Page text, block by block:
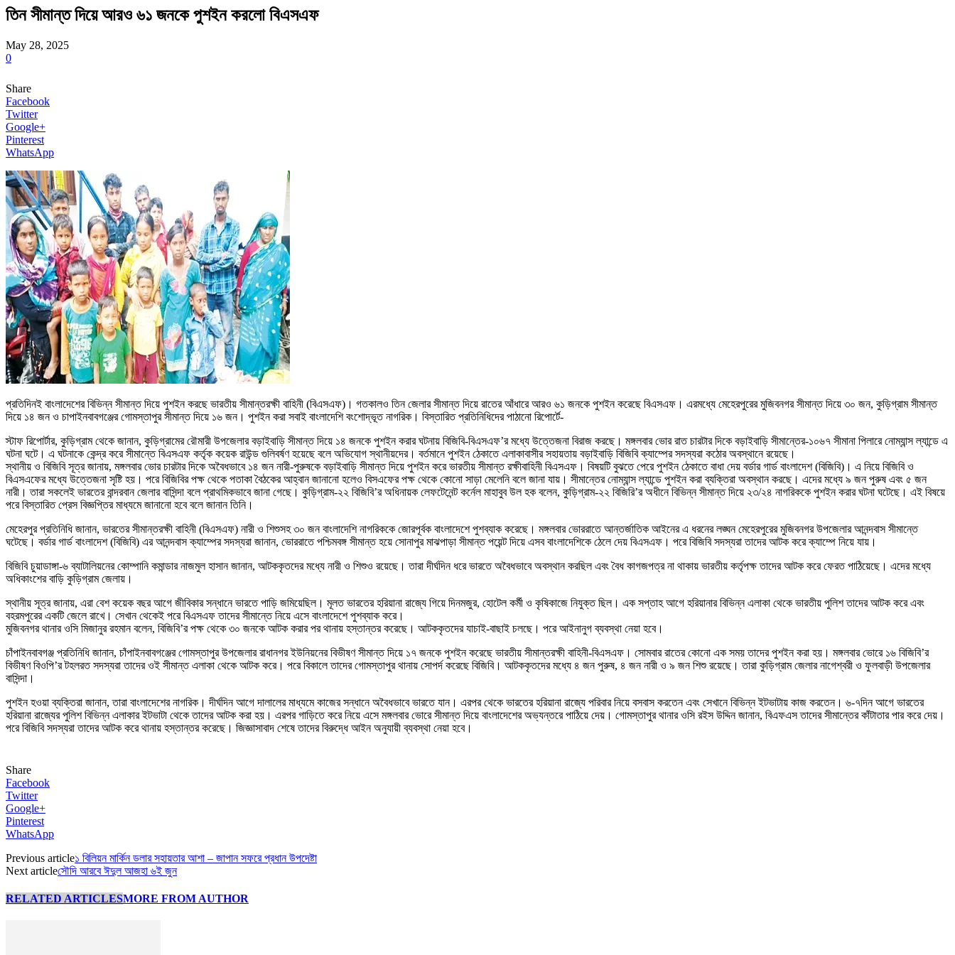
তিন সীমান্ত দিয়ে আরও ৬১ জনকে পুশইন করলো বিএসএফ
May 28, 2025
0
Share
Facebook
Twitter
Google+
Pinterest
WhatsApp
প্রতিদিনই বাংলাদেশের বিভিন্ন সীমান্ত দিয়ে পুশইন করছে ভারতীয় সীমান্তরক্ষী বাহিনী (বিএসএফ)। গতকালও তিন জেলার সীমান্ত দিয়ে রাতের আঁধারে আরও ৬১ জনকে পুশইন করেছে বিএসএফ। এরমধ্যে মেহেরপুরের মুজিবনগর সীমান্ত দিয়ে ৩০ জন, কুড়িগ্রাম সীমান্ত
দিয়ে ১৪ জন ও চাপাইনবাবগঞ্জের গোমস্তাপুর সীমান্ত দিয়ে ১৬ জন। পুশইন করা সবাই বাংলাদেশি বংশোদ্ভূত নাগরিক। বিস্তারিত প্রতিনিধিদের পাঠানো রিপোর্টে-
স্টাফ রিপোর্টার, কুড়িগ্রাম থেকে জানান, কুড়িগ্রামের রৌমারী উপজেলার বড়াইবাড়ি সীমান্ত দিয়ে ১৪ জনকে পুশইন করার ঘটনায় বিজিবি-বিএসএফ’র মধ্যে উত্তেজনা বিরাজ করছে। মঙ্গলবার ভোর রাত চারটার দিকে বড়াইবাড়ি সীমান্তের-১০৬৭ সীমানা পিলারে নোম্যান্স ল্যান্ডে এ
ঘটনা ঘটে। এ ঘটনাকে কেন্দ্র করে সীমান্তে বিএসএফ কর্তৃক কয়েক রাউন্ড গুলিবর্ষণ হয়েছে বলে অভিযোগ স্থানীয়দের। বর্তমানে পুশইন ঠেকাতে এলাকাবাসীর সহায়তায় বড়াইবাড়ি বিজিবি ক্যাম্পের সদস্যরা কঠোর অবস্থানে রয়েছে।
স্থানীয় ও বিজিবি সূত্র জানায়, মঙ্গলবার ভোর চারটার দিকে অবৈধভাবে ১৪ জন নারী-পুরুষকে বড়াইবাড়ি সীমান্ত দিয়ে পুশইন করে ভারতীয় সীমান্ত রক্ষীবাহিনী বিএসএফ। বিষয়টি বুঝতে পেরে পুশইন ঠেকাতে বাধা দেয় বর্ডার গার্ড বাংলাদেশ (বিজিবি)। এ নিয়ে বিজিবি ও
বিএসএফের মধ্যে উত্তেজনা সৃষ্টি হয়। পরে বিজিবির পক্ষ থেকে পতাকা বৈঠকের আহ্বান জানানো হলেও বিসএফের পক্ষ থেকে কোনো সাড়া মেলেনি বলে জানা যায়। সীমান্তের নোম্যান্স ল্যান্ডে পুশইন করা ব্যক্তিরা অবস্থান করছে। এদের মধ্যে ৯ জন পুরুষ এবং ৫ জন
নারী। তারা সকলেই ভারতের বান্দরবান জেলার বাসিন্দা বলে প্রাথমিকভাবে জানা গেছে। কুড়িগ্রাম-২২ বিজিবি’র অধিনায়ক লেফটেনেন্ট কর্নেল মাহাবুব উল হক বলেন, কুড়িগ্রাম-২২ বিজিরি’র অধীনে বিভিন্ন সীমান্ত দিয়ে ২৩/২৪ নাগরিককে পুশইন করার ঘটনা ঘটেছে। এই বিষয়ে
পরে বিস্তারিত প্রেস বিজ্ঞপ্তির মাধ্যমে জানানো হবে বলে জানান তিনি।
মেহেরপুর প্রতিনিধি জানান, ভারতের সীমান্তরক্ষী বাহিনী (বিএসএফ) নারী ও শিশুসহ ৩০ জন বাংলাদেশি নাগরিককে জোরপূর্বক বাংলাদেশে পুশব্যাক করেছে। মঙ্গলবার ভোররাতে আন্তর্জাতিক আইনের এ ধরনের লঙ্ঘন মেহেরপুরের মুজিবনগর উপজেলার আনন্দবাস সীমান্তে
ঘটেছে। বর্ডার গার্ড বাংলাদেশ (বিজিবি) এর আনন্দবাস ক্যাম্পের সদস্যরা জানান, ভোররাতে পশ্চিমবঙ্গ সীমান্ত হয়ে সোনাপুর মাঝপাড়া সীমান্ত পয়েন্ট দিয়ে এসব বাংলাদেশিকে ঠেলে দেয় বিএসএফ। পরে বিজিবি সদস্যরা তাদের আটক করে ক্যাম্পে নিয়ে যায়।
বিজিবি চুয়াডাঙ্গা-৬ ব্যাটালিয়নের কোম্পানি কমান্ডার নাজমুল হাসান জানান, আটককৃতদের মধ্যে নারী ও শিশুও রয়েছে। তারা দীর্ঘদিন ধরে ভারতে অবৈধভাবে অবস্থান করছিল এবং বৈধ কাগজপত্র না থাকায় ভারতীয় কর্তৃপক্ষ তাদের আটক করে ফেরত পাঠিয়েছে। এদের মধ্যে
অধিকাংশের বাড়ি কুড়িগ্রাম জেলায়।
স্থানীয় সূত্র জানায়, এরা বেশ কয়েক বছর আগে জীবিকার সন্ধানে ভারতে পাড়ি জমিয়েছিল। মূলত ভারতের হরিয়ানা রাজ্যে গিয়ে দিনমজুর, হোটেল কর্মী ও কৃষিকাজে নিযুক্ত ছিল। এক সপ্তাহ আগে হরিয়ানার বিভিন্ন এলাকা থেকে ভারতীয় পুলিশ তাদের আটক করে এবং
বহরমপুরের একটি জেলে রাখে। সেখান থেকেই পরে বিএসএফ তাদের সীমান্তে নিয়ে এসে বাংলাদেশে পুশব্যাক করে।
মুজিবনগর থানার ওসি মিজানুর রহমান বলেন, বিজিবি’র পক্ষ থেকে ৩০ জনকে আটক করার পর থানায় হস্তান্তর করেছে। আটককৃতদের যাচাই-বাছাই চলছে। পরে আইনানুগ ব্যবস্থা নেয়া হবে।
চাঁপাইনবাবগঞ্জ প্রতিনিধি জানান, চাঁপাইনবাবগঞ্জের গোমস্তাপুর উপজেলার রাধানগর ইউনিয়নের বিভীষণ সীমান্ত দিয়ে ১৭ জনকে পুশইন করেছে ভারতীয় সীমান্তরক্ষী বাহিনী-বিএসএফ। সোমবার রাতের কোনো এক সময় তাদের পুশইন করা হয়। মঙ্গলবার ভোরে ১৬ বিজিবি’র
বিভীষণ বিওপি’র টহলরত সদস্যরা তাদের ওই সীমান্ত এলাকা থেকে আটক করে। পরে বিকালে তাদের গোমস্তাপুর থানায় সোপর্দ করেছে বিজিবি। আটককৃতদের মধ্যে ৪ জন পুরুষ, ৪ জন নারী ও ৯ জন শিশু রয়েছে। তারা কুড়িগ্রাম জেলার নাগেশ্বরী ও ফুলবাড়ী উপজেলার
বাসিন্দা।
পুশইন হওয়া ব্যক্তিরা জানান, তারা বাংলাদেশের নাগরিক। দীর্ঘদিন আগে দালালের মাধ্যমে কাজের সন্ধানে অবৈধভাবে ভারতে যান। এরপর থেকে ভারতের হরিয়ানা রাজ্যে পরিবার নিয়ে বসবাস করতেন এবং সেখানে বিভিন্ন ইটভাটায় কাজ করতেন। ৬-৭দিন আগে ভারতের
হরিয়ানা রাজ্যের পুলিশ বিভিন্ন এলাকার ইটভাটা থেকে তাদের আটক করা হয়। এরপর গাড়িতে করে নিয়ে এসে মঙ্গলবার ভোরে সীমান্ত দিয়ে বাংলাদেশের অভ্যন্তরে পাঠিয়ে দেয়। গোমস্তাপুর থানার ওসি রইস উদ্দিন জানান, বিএফএস তাদের সীমান্তের কাঁটাতার পার করে দেয়।
পরে বিজিবি সদস্যরা তাদের আটক করে থানায় হস্তান্তর করেছে। জিজ্ঞাসাবাদ শেষে তাদের বিরুদ্ধে আইন অনুযায়ী ব্যবস্থা নেয়া হবে।
Share
Facebook
Twitter
Google+
Pinterest
WhatsApp
Previous article১ বিলিয়ন মার্কিন ডলার সহায়তার আশা – জাপান সফরে প্রধান উপদেষ্টা
Next articleসৌদি আরবে ঈদুল আজহা ৬ই জুন
RELATED ARTICLESMORE FROM AUTHOR